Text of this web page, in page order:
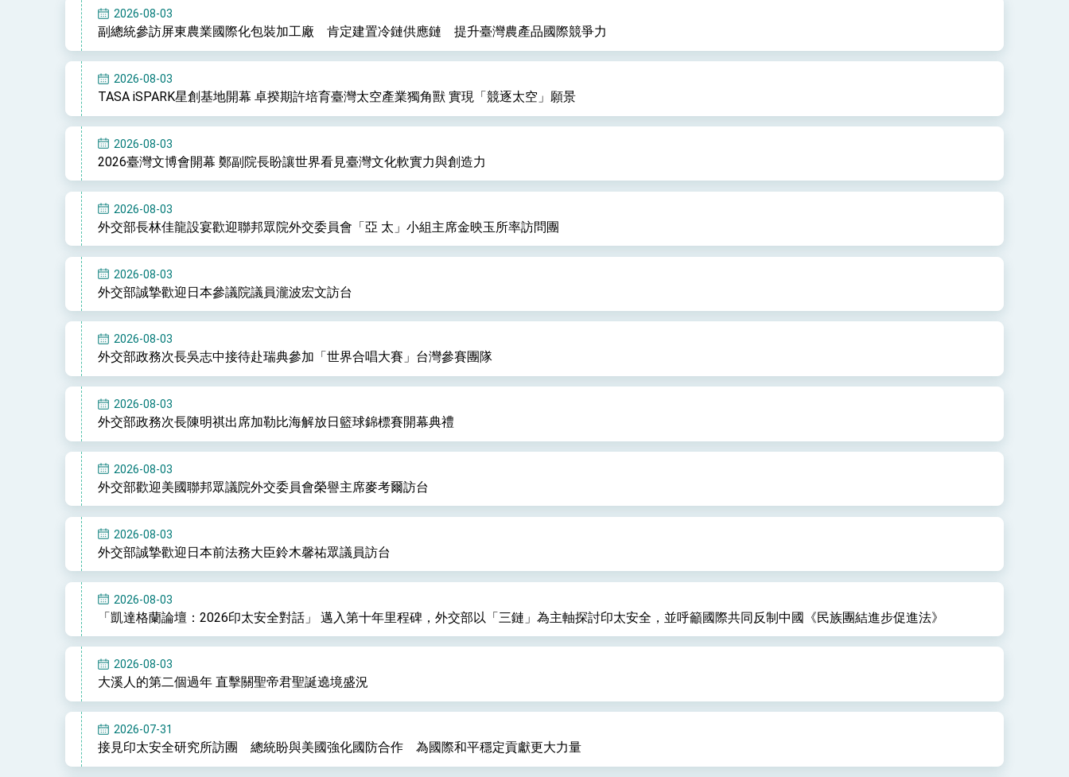
2026-08-03
副總統參訪屏東農業國際化包裝加工廠 肯定建置冷鏈供應鏈 提升臺灣農產品國際競爭力
2026-08-03
TASA iSPARK星創基地開幕 卓揆期許培育臺灣太空產業獨角獸 實現「競逐太空」願景
2026-08-03
2026臺灣文博會開幕 鄭副院長盼讓世界看見臺灣文化軟實力與創造力
2026-08-03
外交部長林佳龍設宴歡迎聯邦眾院外交委員會「亞 太」小組主席金映玉所率訪問團
2026-08-03
外交部誠摯歡迎日本參議院議員瀧波宏文訪台
2026-08-03
外交部政務次長吳志中接待赴瑞典參加「世界合唱大賽」台灣參賽團隊
2026-08-03
外交部政務次長陳明祺出席加勒比海解放日籃球錦標賽開幕典禮
2026-08-03
外交部歡迎美國聯邦眾議院外交委員會榮譽主席麥考爾訪台
2026-08-03
外交部誠摯歡迎日本前法務大臣鈴木馨祐眾議員訪台
2026-08-03
「凱達格蘭論壇：2026印太安全對話」 邁入第十年里程碑，外交部以「三鏈」為主軸探討印太安全，並呼籲國際共同反制中國《民族團結進步促進法》
2026-08-03
大溪人的第二個過年 直擊關聖帝君聖誕遶境盛況
2026-07-31
接見印太安全研究所訪團 總統盼與美國強化國防合作 為國際和平穩定貢獻更大力量